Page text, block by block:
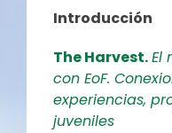
Introducción
The Harvest.El
con EoF.
experiencias,
juveniles